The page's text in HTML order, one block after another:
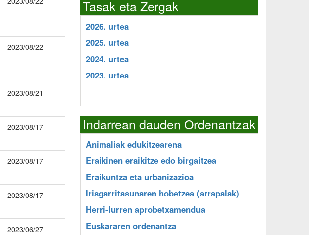
2023/08/22
2023/08/21
2023/08/17
2023/08/17
2023/08/17
2023/06/27
Tasak eta Zergak
2026. urtea
2025. urtea
2024. urtea
2023. urtea
Indarrean dauden Ordenantzak
Animaliak edukitzearena
Eraikinen eraikitze edo birgaitzea
Eraikuntza eta urbanizazioa
Irisgarritasunaren hobetzea (arrapalak)
Herri-lurren aprobetxamendua
Euskararen ordenantza